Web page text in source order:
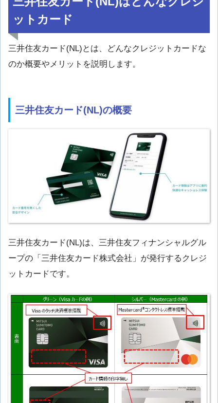
ットカード
三井住友カード(NL)とは、どんなクレジットカードな
のか概要やメリットを説明します。
三井住友カード(NL)の概要
三井住友カード(NL)は、三井住友フィナンシャルグル
ープの「三井住友カード株式会社」が発行するクレジ
ットカードです。